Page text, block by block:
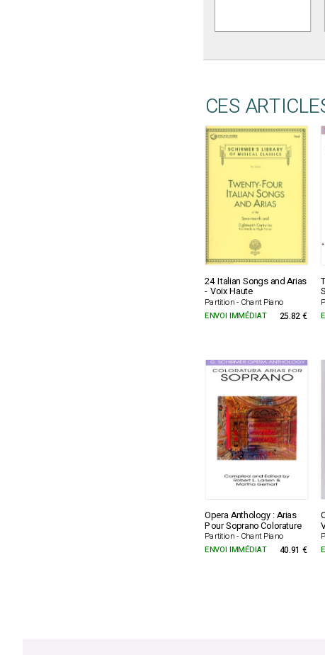
CES
24 Italian Songs and Arias
- Voix Haute
Partition - Chant Piano
ENVOI IMMÉDIAT 25.82 €
Opera Anthology : Arias
Pour Soprano Colorature
Partition - Chant Piano
ENVOI IMMÉDIAT
40.91 €